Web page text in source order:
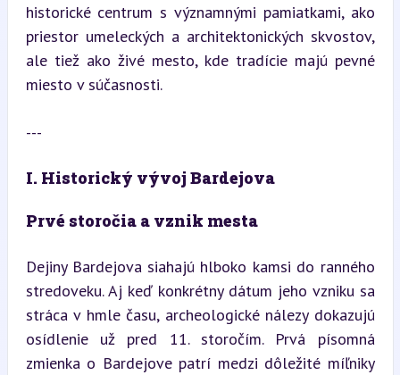
historické centrum s významnými pamiatkami, ako
priestor umeleckých a architektonických skvostov,
ale tiež ako živé mesto, kde tradície majú pevné
miesto v súčasnosti.
---
I. Historický vývoj Bardejova
Prvé storočia a vznik mesta
Dejiny Bardejova siahajú hlboko kamsi do ranného
stredoveku. Aj keď konkrétny dátum jeho vzniku sa
stráca v hmle času, archeologické nálezy dokazujú
osídlenie už pred 11. storočím. Prvá písomná
zmienka o Bardejove patrí medzi dôležité míľniky